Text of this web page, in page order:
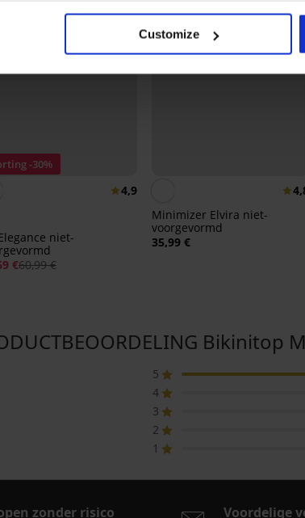
Customize
-30%
4,9
niet-
€60,99 €
Minimizer Elvira niet-
voorgevormd
35,99 €
Bikinitop
5
4
3
2
1
zonder risico Voordelige